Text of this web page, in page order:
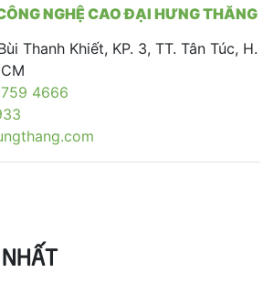
NGHỆ CAO ĐẠI HƯNG THĂNG
Thanh Khiết, KP. 3, TT. Tân Túc, H.
4666